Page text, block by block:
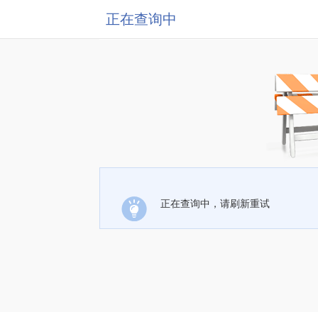
正在查询中
正在查询中，请刷新重试